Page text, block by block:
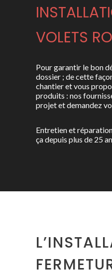
VOLETS
Pour garantir le bon
dossier ; de cette
chantier et vous
produits : nos
projet et demandez
Entretien et
ça depuis plus de 25